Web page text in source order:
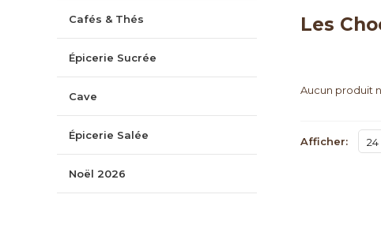
Cafés & Thés
Épicerie Sucrée
Cave
Épicerie Salée
Noël 2026
Les
Aucun produit
Afficher: 24